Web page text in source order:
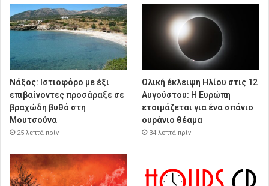
Νάξος: Ιστιοφόρο με έξι
επιβαίνοντες προσάραξε σε
βραχώδη βυθό στη
Μουτσούνα
25 λεπτά πρίν
Ολική έκλειψη Ηλίου στις 12
Αυγούστου: Η Ευρώπη
ετοιμάζεται για ένα σπάνιο
ουράνιο θέαμα
34 λεπτά πρίν